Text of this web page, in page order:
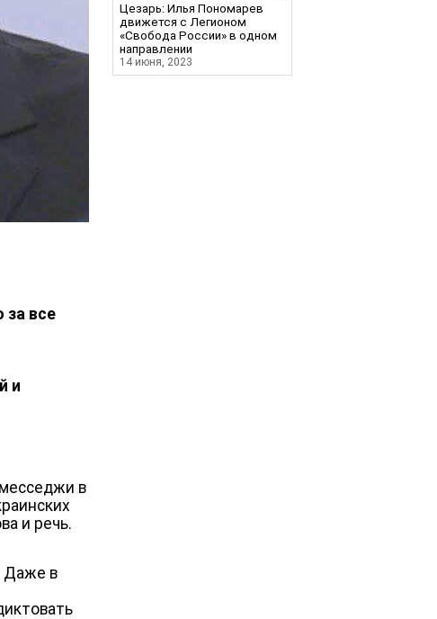
за все
и
в
и речь.
Даже в
Цезарь: Илья Пономарев
движется с Легионом
«Свобода России» в одном
направлении
14 июня, 2023